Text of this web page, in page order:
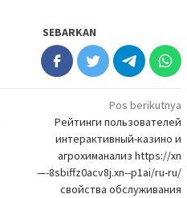
SEBARKAN
Pos berikutnya
Рейтинги пользователей
интерактивный-казино и
агрохиманализ https://xn
—-8sbiffz0acv8j.xn--p1ai/ru-ru/
свойства обслуживания